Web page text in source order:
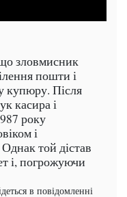
зловмисник
пошти і
купюру. Після
касира і
року
і
той дістав
і, погрожуючи
в повідомленні